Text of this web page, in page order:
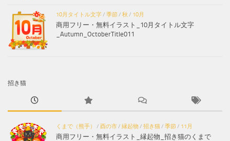
10月タイトル文字/ 季節/ 秋 / 10月
商用フリー・無料イラスト_10月タイトル文字
_Autumn_OctoberTitle011
招き猫
くまで（熊手） / 酉の市/ 縁起物/ 招き猫/ 季節/ 11月
商用フリー・無料イラスト_縁起物_招き猫のくまで